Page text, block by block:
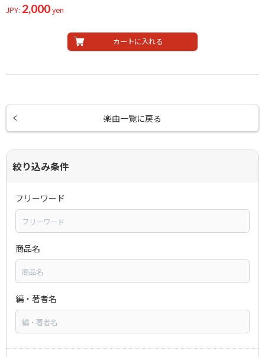
JPY: 2,000yen
カートに入れる
楽曲一覧に戻る
絞り込み条件
フリーワード
商品名
編・著者名